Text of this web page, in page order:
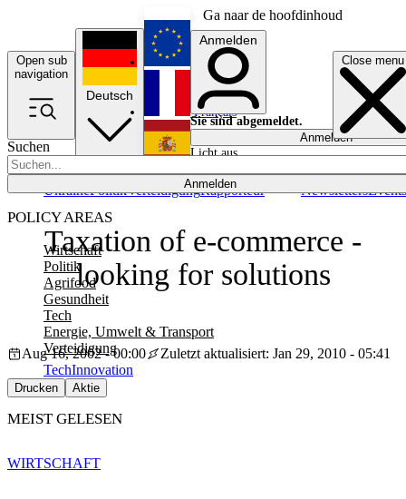
Ga naar de hoofdinhoud
Open sub
navigation
Close menu
Suchen
Anmelden
POLICY AREAS
Wirtschaft
Politik
Agrifood
Gesundheit
Tech
Energie, Umwelt & Transport
Verteidigung
UkrainePolitikVerteidigungRapporteur NewslettersEvents
Deutsch
English
Français
Anmelden
Sie sind abgemeldet.
Anmelden
Licht aus
Taxation of e-commerce -
looking for solutions
Aug 16, 2002 - 00:00
Zuletzt aktualisiert: Jan 29, 2010 - 05:41
TechInnovation
Drucken Aktie
MEIST GELESEN
WIRTSCHAFT